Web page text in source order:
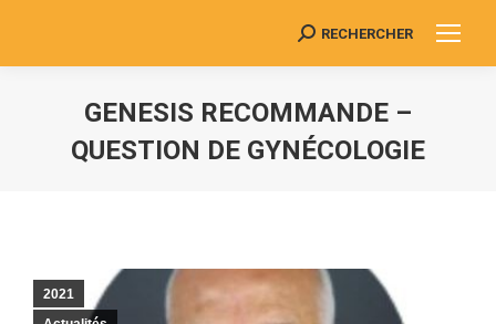
Search:
RECHERCHER
GENESIS RECOMMANDE –
QUESTION DE GYNÉCOLOGIE
2021